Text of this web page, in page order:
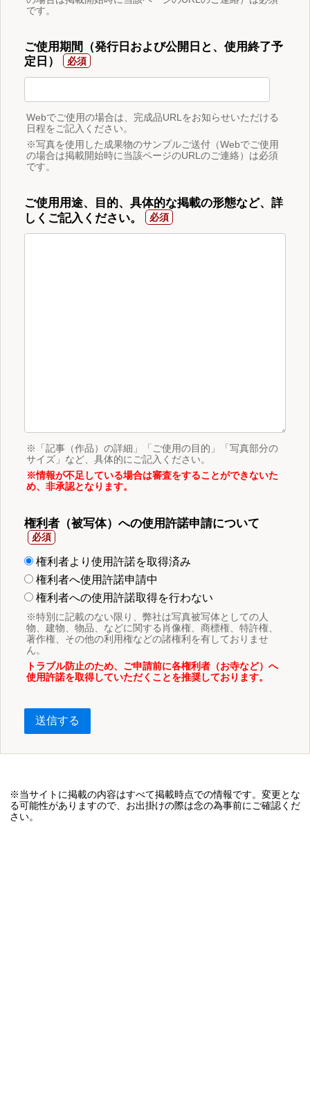
です。
ご使用期間（発行日および公開日と、使用終了予
定日）
Webでご使用の場合は、完成品URLをお知らせいただける
日程をご記入ください。
※写真を使用した成果物のサンプルご送付（Webでご使用
の場合は掲載開始時に当該ページのURLのご連絡）は必須
です。
ご使用用途、目的、具体的な掲載の形態など、詳
しくご記入ください。
※「記事（作品）の詳細」「ご使用の目的」「写真部分の
サイズ」など、具体的にご記入ください。
※情報が不足している場合は審査をすることができないた
め、非承認となります。
権利者（被写体）への使用許諾申請について
権利者より使用許諾を取得済み
権利者へ使用許諾申請中
権利者への使用許諾取得を行わない
※特別に記載のない限り、弊社は写真被写体としての人
物、建物、物品、などに関する肖像権、商標権、特許権、
著作権、その他の利用権などの諸権利を有しておりませ
ん。
トラブル防止のため、ご申請前に各権利者（お寺など）へ
使用許諾を取得していただくことを推奨しております。
送信する
※当サイトに掲載の内容はすべて掲載時点での情報です。変更とな
る可能性がありますので、お出掛けの際は念の為事前にご確認くだ
さい。